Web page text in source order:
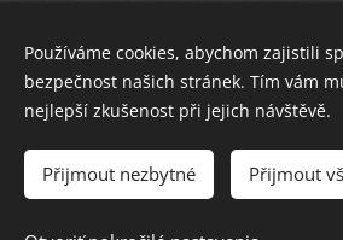
DO KOŠÍKA
Čeština
Mena
CZK Kč
EUR €
Používáme cookies, abychom zajistili
bezpečnost našich stránek. Tím vám
nejlepší zkušenost při jejich návštěvě.
Přijmout nezbytné Přijmout